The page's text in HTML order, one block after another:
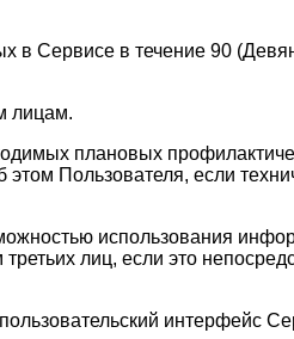
в Сервисе в течение 90
лицам.
плановых
Пользователя, если
использования
лиц, если это
интерфейс